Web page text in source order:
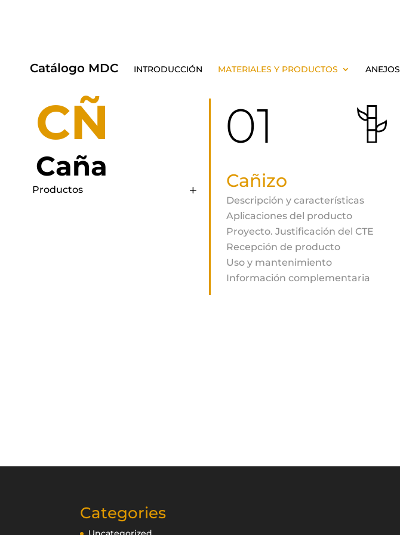
Catálogo MDC INTRODUCCIÓN MATERIALES Y PRODUCTOS ANEJOS
CÑ
Caña
Productos
01
Cañizo
Descripción y características
Aplicaciones del producto
Proyecto. Justificación del CTE
Recepción de producto
Uso y mantenimiento
Información complementaria
Categories